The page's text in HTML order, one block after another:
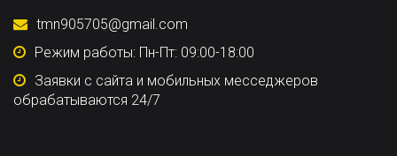
tmn905705@gmail.com
Режим работы: Пн-Пт: 09:00-18:00
Заявки с сайта и мобильных месседжеров
обрабатываются 24/7